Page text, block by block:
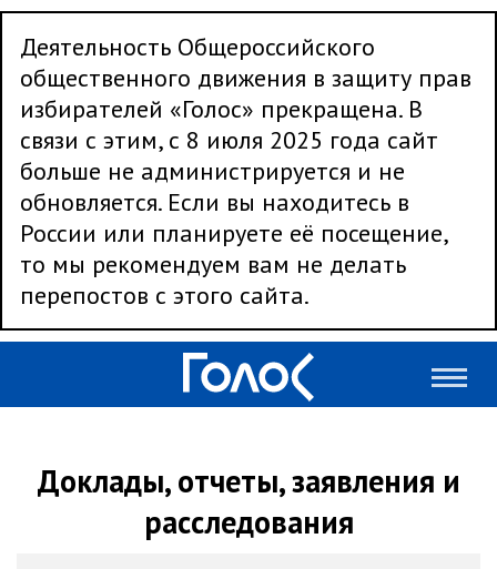
Деятельность Общероссийского
общественного движения в защиту прав
избирателей «Голос» прекращена. В
связи с этим, с 8 июля 2025 года сайт
больше не администрируется и не
обновляется. Если вы находитесь в
России или планируете её посещение,
то мы рекомендуем вам не делать
перепостов с этого сайта.
Доклады, отчеты, заявления и
расследования